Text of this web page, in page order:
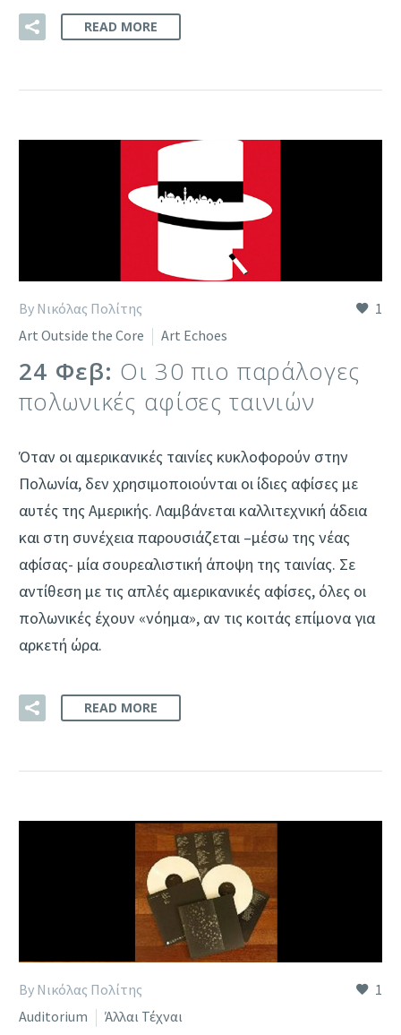
READ MORE
1
By Νικόλας Πολίτης
Art Outside the Core
Art Echoes
24 Φεβ: Οι 30 πιο παράλογες
πολωνικές αφίσες ταινιών
Όταν οι αμερικανικές ταινίες κυκλοφορούν στην
Πολωνία, δεν χρησιμοποιούνται οι ίδιες αφίσες με
αυτές της Αμερικής. Λαμβάνεται καλλιτεχνική άδεια
και στη συνέχεια παρουσιάζεται –μέσω της νέας
αφίσας- μία σουρεαλιστική άποψη της ταινίας. Σε
αντίθεση με τις απλές αμερικανικές αφίσες, όλες οι
πολωνικές έχουν «νόημα», αν τις κοιτάς επίμονα για
αρκετή ώρα.
READ MORE
1
By Νικόλας Πολίτης
Auditorium
Άλλαι Τέχναι